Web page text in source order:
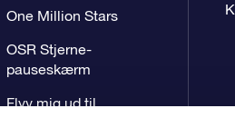
One Million Stars
OSR Stjerne-
pauseskærm
Flyv mig ud til